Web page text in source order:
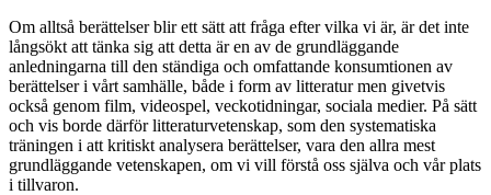
Om alltså berättelser blir ett sätt att fråga efter vilka vi är, är det inte
långsökt att tänka sig att detta är en av de grundläggande
anledningarna till den ständiga och omfattande konsumtionen av
berättelser i vårt samhälle, både i form av litteratur men givetvis
också genom film, videospel, veckotidningar, sociala medier. På sätt
och vis borde därför litteraturvetenskap, som den systematiska
träningen i att kritiskt analysera berättelser, vara den allra mest
grundläggande vetenskapen, om vi vill förstå oss själva och vår plats
i tillvaron.